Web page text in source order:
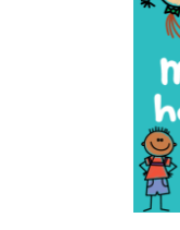
Des Heures De